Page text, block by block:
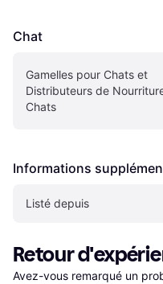
Chat
Gamelles pour Chats et
Distributeurs de
Chats
Informations
Listé depuis
Retour
Avez-vous remarqué un